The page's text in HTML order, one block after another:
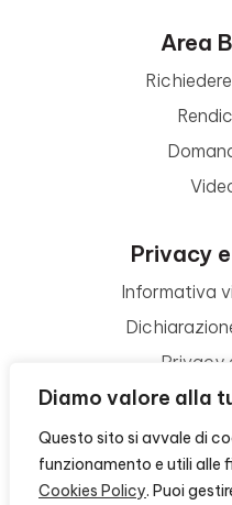
Diamo valore alla
Questo sito si avvale di
funzionamento e utili alle
Cookies Policy. Puoi
Area
Privacy
Informativa
Privacy